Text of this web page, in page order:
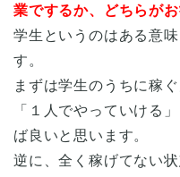
業でするか、どちらが
学生というのはある意
す。
まずは学生のうちに稼
「１人でやっていける
ば良いと思います。
逆に、全く稼げてない